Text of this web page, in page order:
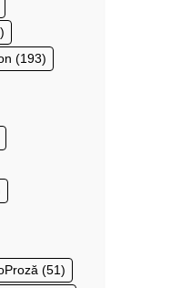
(193)
(51)